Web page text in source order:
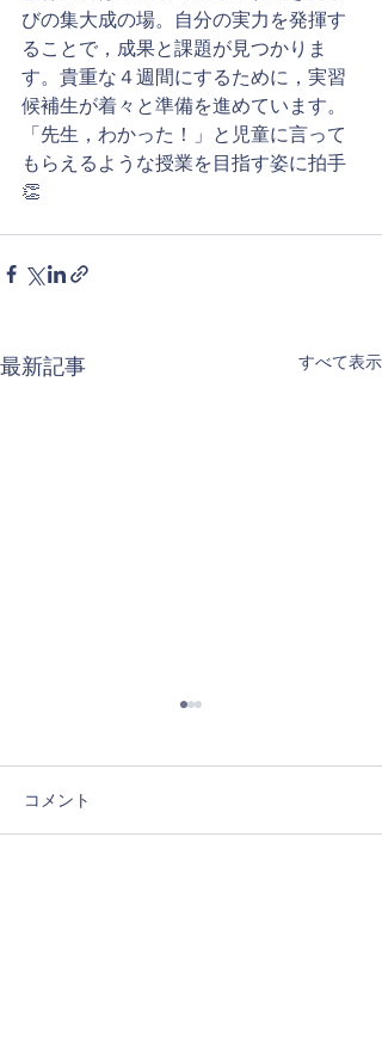
びの集大成の場。自分の実力を発揮す
ることで，成果と課題が見つかりま
す。貴重な４週間にするために，実習
候補生が着々と準備を進めています。
「先生，わかった！」と児童に言って
もらえるような授業を目指す姿に拍手
👏
最新記事 すべて表示
地球史年表
コメント